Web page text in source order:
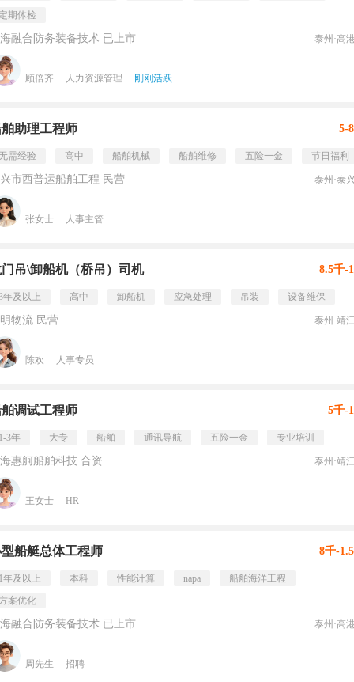
期体检
融合防务装备技术 已上市 泰州·高
顾倍齐 人力资源管理 刚刚活跃
助理工程师 5-
需经验 高中 船舶机械 船舶维修 五险一金 节日福利
市西普运船舶工程 民营 泰州·泰
张女士 人事主管
吊\卸船机（桥吊）司机 8.5千-
年及以上 高中 卸船机 应急处理 吊装 设备维保
物流 民营 泰州·靖
陈欢 人事专员
调试工程师 5千-
3年 大专 船舶 通讯导航 五险一金 专业培训
惠舸船舶科技 合资 泰州·靖
王女士 HR
船艇总体工程师 8千-
年及以上 本科 性能计算 napa
船舶海洋工程
案优化
融合防务装备技术 已上市 泰州·高
周先生 招聘